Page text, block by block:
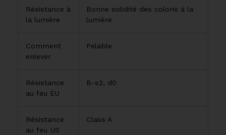
Résistance à
la lumière
Bonne solidité des coloris à la
lumière
Comment
enlever
Pelable
Résistance
au feu EU
B-s2, d0
Résistance
au feu US
Class A